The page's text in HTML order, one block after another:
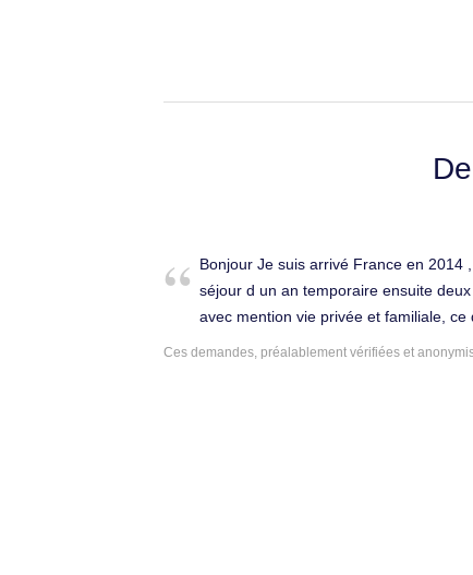
Bonjour Je suis arrivé France en 2014
séjour d un an temporaire ensuite
avec mention vie privée et familiale,
septembre 2021 , j ai demandé la
Ces demandes, préalablement vérifiées et